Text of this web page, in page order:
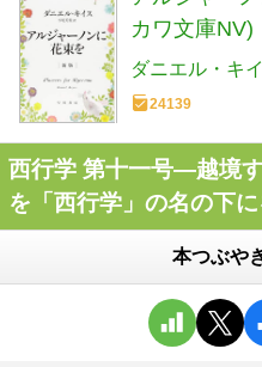
カワ文庫NV)
ダニエル・キ
24139
西行学 第十一号―越境
を「西行学」の名の下
本つぶや